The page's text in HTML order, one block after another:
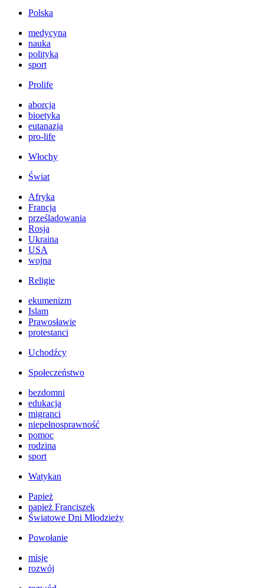
Polska
medycyna
nauka
polityka
sport
Prolife
aborcja
bioetyka
eutanazja
pro-life
Włochy
Świat
Afryka
Francja
prześladowania
Rosja
Ukraina
USA
wojna
Religie
ekumenizm
Islam
Prawosławie
protestanci
Uchodźcy
Społeczeństwo
bezdomni
edukacja
migranci
niepełnosprawność
pomoc
rodzina
sport
Watykan
Papież
papież Franciszek
Światowe Dni Młodzieży
Powołanie
misje
rozwój